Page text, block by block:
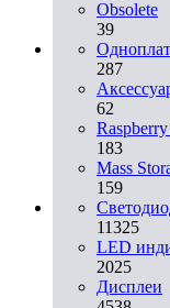
Obsolete
39
287
62
183
Mass
159
11325
LED
2025
Дисплеи